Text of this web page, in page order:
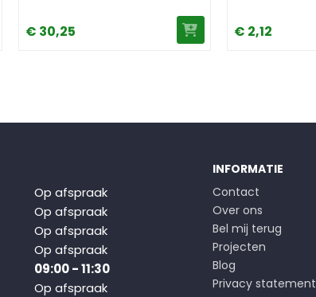
€ 30,25 € 2,12
Op afspraak
Op afspraak
Op afspraak
Op afspraak
09:00 - 11:30
Op afspraak
INFORMATIE
Contact
Over ons
Bel mij terug
Projecten
Blog
Privacy statement